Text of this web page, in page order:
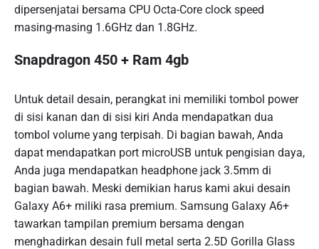
dipersenjatai bersama CPU Octa-Core clock speed
masing-masing 1.6GHz dan 1.8GHz.
Snapdragon 450 + Ram 4gb
Untuk detail desain, perangkat ini memiliki tombol power
di sisi kanan dan di sisi kiri Anda mendapatkan dua
tombol volume yang terpisah. Di bagian bawah, Anda
dapat mendapatkan port microUSB untuk pengisian daya,
Anda juga mendapatkan headphone jack 3.5mm di
bagian bawah. Meski demikian harus kami akui desain
Galaxy A6+ miliki rasa premium. Samsung Galaxy A6+
tawarkan tampilan premium bersama dengan
menghadirkan desain full metal serta 2.5D Gorilla Glass